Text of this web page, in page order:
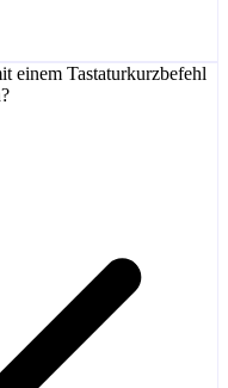
einem Tastaturkurzbefehl